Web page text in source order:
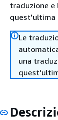
traduzione e
quest'ultima
Le
una